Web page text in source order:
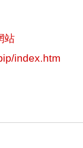
站
index.htm